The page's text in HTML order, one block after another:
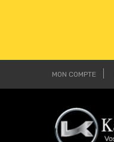
MON COMPTE